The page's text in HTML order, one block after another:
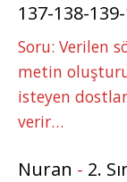
137-138-
Soru: Verilen
metin
isteyen
verir…
Nuran - 2.